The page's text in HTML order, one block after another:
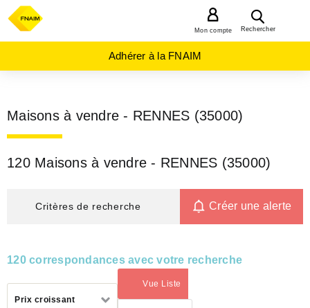
Rechercher
Mon compte
Adhérer à la FNAIM
Maisons à vendre - RENNES (35000)
120 Maisons à vendre - RENNES (35000)
Critères de recherche Créer une alerte
120 correspondances avec votre recherche
Prix croissant
Vue Liste
(activé)